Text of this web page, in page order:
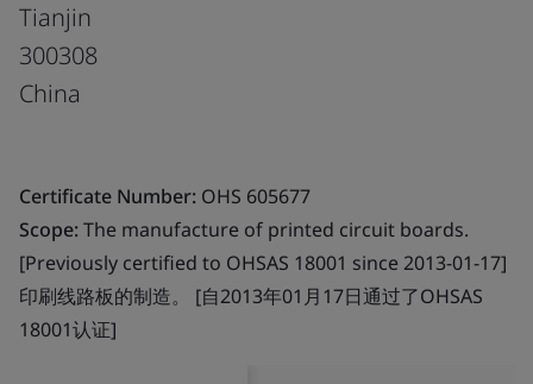
Tianjin
300308
China
Certificate Number: OHS 605677
Scope:The manufacture of printed circuit boards.
[Previously certified to OHSAS 18001 since 2013-01-17]
印刷线路板的制造。 [自2013年01月17日通过了OHSAS
18001认证]